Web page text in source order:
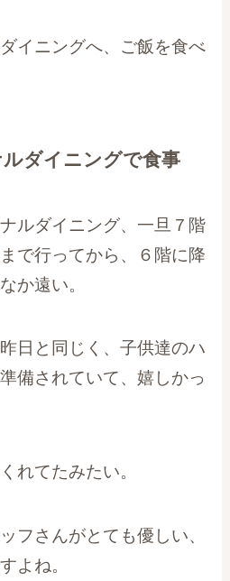
イニングへ、ご飯を食べ
ダイニングで食事
ルダイニング、一旦７階
で行ってから、６階に降
か遠い。
日と同じく、子供達のハ
備されていて、嬉しかっ
れてたみたい。
フさんがとても優しい、
よね。